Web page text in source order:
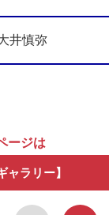
井慎弥
ージは
ャラリー】